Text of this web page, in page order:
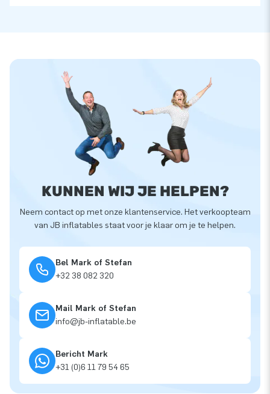
KUNNEN WIJ JE HELPEN?
Neem contact op met onze klantenservice. Het verkoopteam
van JB inflatables staat voor je klaar om je te helpen.
Bel Mark of Stefan
+32 38 082 320
Mail Mark of Stefan
info@jb-inflatable.be
Bericht Mark
+31 (0)6 11 79 54 65